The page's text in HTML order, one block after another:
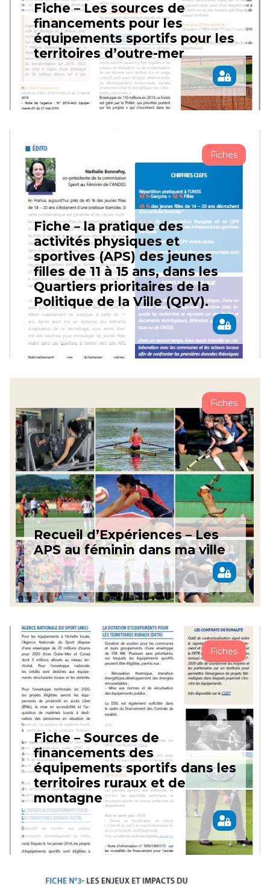
Fiche – Les sources de
financements pour les
équipements sportifs pour les
territoires d’outre-mer
Fiches
Fiche – la pratique des
activités physiques et
sportives (APS) des jeunes
filles de 11 à 15 ans, dans les
Quartiers prioritaires de la
Politique de la Ville (QPV).
Fiches
Recueil d’Expériences – Les
APS au féminin dans ma ville
Fiches
Fiche – Sources de
financements des
équipements sportifs dans les
territoires ruraux et de
montagne